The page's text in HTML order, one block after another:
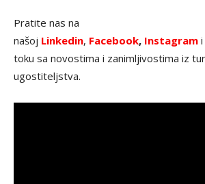
Pratite nas na
našoj Linkedin, Facebook, Instagram i
toku sa novostima i zanimljivostima iz
ugostiteljstva.